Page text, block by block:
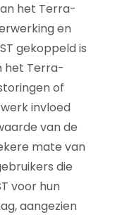
het Terra-
en
gekoppeld is
het Terra-
of
invloed
van de
mate van
die
voor hun
aangezien